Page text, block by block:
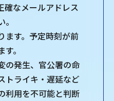
確なメールアドレス
ます。予定時刻が前
。
の発⽣、官公署の命
トライキ・遅延など
利⽤を不可能と判断